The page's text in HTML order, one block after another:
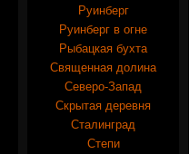
Руинберг
Руинберг в огне
Рыбацкая бухта
Священная долина
Северо-Запад
Скрытая деревня
Сталинград
Степи